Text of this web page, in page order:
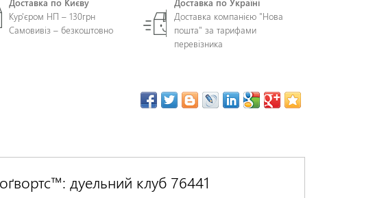
Доставка по Києву
Кур'єром НП – 130грн
Самовивіз – безкоштовно
Доставка по Україні
Доставка компанією "Нова
пошта" за тарифами
перевізника
дуельний клуб 76441